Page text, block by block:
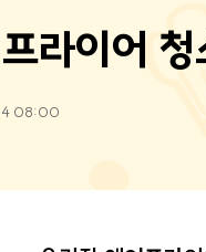
라이어 청
08:00